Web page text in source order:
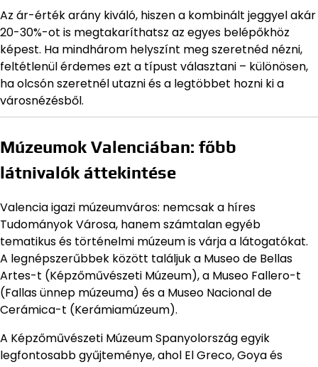
Az ár-érték arány kiváló, hiszen a kombinált jeggyel akár
20-30%-ot is megtakaríthatsz az egyes belépőkhöz
képest. Ha mindhárom helyszínt meg szeretnéd nézni,
feltétlenül érdemes ezt a típust választani – különösen,
ha olcsón szeretnél utazni és a legtöbbet hozni ki a
városnézésből.
Múzeumok Valenciában: főbb
látnivalók áttekintése
Valencia igazi múzeumváros: nemcsak a híres
Tudományok Városa, hanem számtalan egyéb
tematikus és történelmi múzeum is várja a látogatókat.
A legnépszerűbbek között találjuk a Museo de Bellas
Artes-t (Képzőművészeti Múzeum), a Museo Fallero-t
(Fallas ünnep múzeuma) és a Museo Nacional de
Cerámica-t (Kerámiamúzeum).
A Képzőművészeti Múzeum Spanyolország egyik
legfontosabb gyűjteménye, ahol El Greco, Goya és